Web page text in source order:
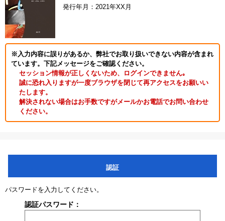
発行年月：2021年XX月
※入力内容に誤りがあるか、弊社でお取り扱いできない内容が含まれ
ています。下記メッセージをご確認ください。
セッション情報が正しくないため、ログインできません｡
誠に恐れ入りますが一度ブラウザを閉じて再アクセスをお願いい
たします。
解決されない場合はお手数ですがメールかお電話でお問い合わせ
ください。
認証
パスワードを入力してください。
認証パスワード：